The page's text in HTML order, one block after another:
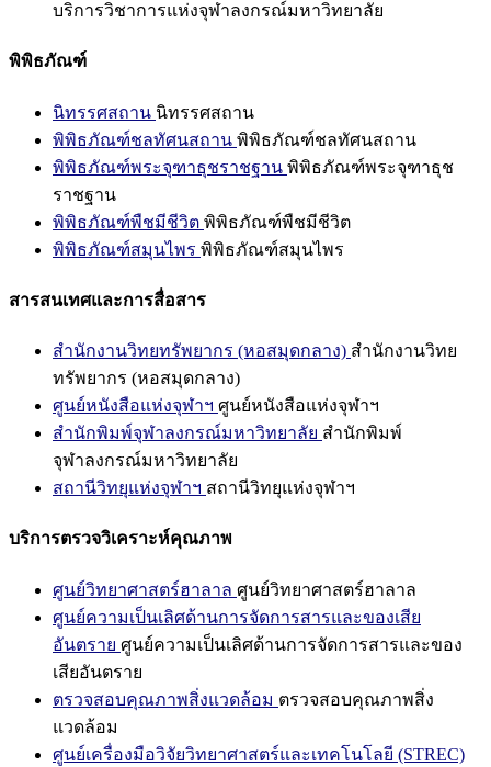
บริการวิชาการแห่งจุฬาลงกรณ์มหาวิทยาลัย
พิพิธภัณฑ์
นิทรรศสถาน นิทรรศสถาน
พิพิธภัณฑ์ชลทัศนสถาน พิพิธภัณฑ์ชลทัศนสถาน
พิพิธภัณฑ์พระจุฑาธุชราชฐาน พิพิธภัณฑ์พระจุฑาธุช
ราชฐาน
พิพิธภัณฑ์พืชมีชีวิต พิพิธภัณฑ์พืชมีชีวิต
พิพิธภัณฑ์สมุนไพร พิพิธภัณฑ์สมุนไพร
สารสนเทศและการสื่อสาร
สำนักงานวิทยทรัพยากร (หอสมุดกลาง) สำนักงานวิทย
ทรัพยากร (หอสมุดกลาง)
ศูนย์หนังสือแห่งจุฬาฯ ศูนย์หนังสือแห่งจุฬาฯ
สำนักพิมพ์จุฬาลงกรณ์มหาวิทยาลัย สำนักพิมพ์
จุฬาลงกรณ์มหาวิทยาลัย
สถานีวิทยุแห่งจุฬาฯ สถานีวิทยุแห่งจุฬาฯ
บริการตรวจวิเคราะห์คุณภาพ
ศูนย์วิทยาศาสตร์ฮาลาล ศูนย์วิทยาศาสตร์ฮาลาล
ศูนย์ความเป็นเลิศด้านการจัดการสารและของเสีย
อันตราย ศูนย์ความเป็นเลิศด้านการจัดการสารและของ
เสียอันตราย
ตรวจสอบคุณภาพสิ่งแวดล้อม ตรวจสอบคุณภาพสิ่ง
แวดล้อม
ศูนย์เครื่องมือวิจัยวิทยาศาสตร์และเทคโนโลยี (STREC)